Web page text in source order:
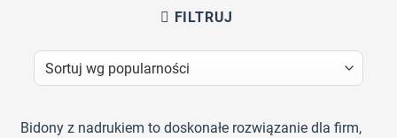
FILTRUJ
Bidony z nadrukiem to doskonałe rozwiązanie dla firm,